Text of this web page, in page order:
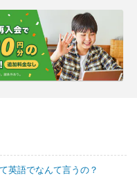
英語でなんて言うの？